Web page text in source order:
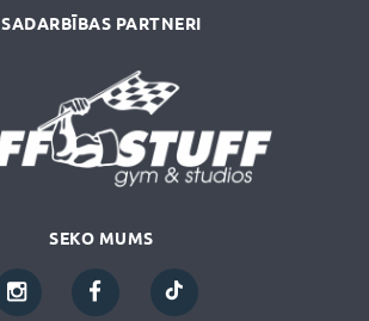
SADARBĪBAS PARTNERI
SEKO MUMS